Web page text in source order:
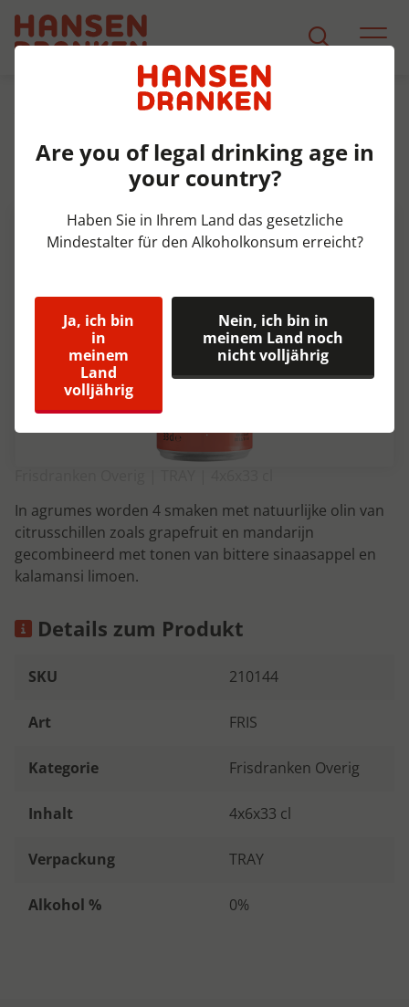
Produkt Detail
Schweppes Agrumes slim blik
Tray 4x6x33 cl
In agrumes worden 4 smaken met natuurlijke olin van
citrusschillen zoals grapefruit en mandarijn
gecombineerd met tonen van bittere sinaasappel en
kalamansi limoen.
Details zum Produkt
SKU 210144
Art FRIS
Kategorie Frisdranken Overig
Inhalt 4x6x33 cl
Verpackung TRAY
Alkohol % 0%
Are you of legal drinking age in
your country?
Haben Sie in Ihrem Land das gesetzliche
Mindestalter für den Alkoholkonsum erreicht?
Ja, ich bin
in
meinem
Land
volljährig
Nein, ich bin in
meinem Land noch
nicht volljährig